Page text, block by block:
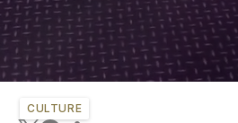
CULTURE